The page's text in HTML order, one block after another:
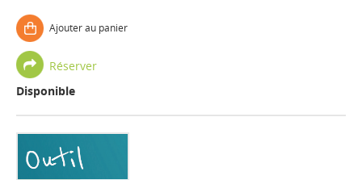
Ajouter au panier
Réserver
Disponible